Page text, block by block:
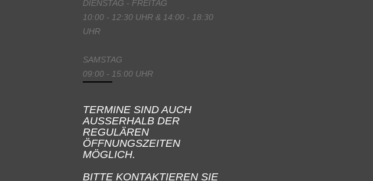
DIENSTAG - FREITAG
10:00 - 12:30 UHR & 14:00 - 18:30
UHR
SAMSTAG
09:00 - 15:00 UHR
TERMINE SIND AUCH
AUSSERHALB DER
REGULÄREN
ÖFFNUNGSZEITEN
MÖGLICH.
BITTE KONTAKTIEREN SIE